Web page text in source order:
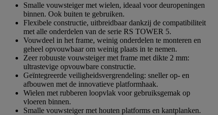
sterren.
Smalle vouwsteiger met wielen, ideaal voor deuropeningen
binnen. Ook buiten te gebruiken.
Flexibele constructie, uitbreidbaar dankzij de compatibiliteit
met alle onderdelen van de serie RS TOWER 5.
Vouwdeel in het frame, weinig onderdelen te monteren en
geheel opvouwbaar om weinig plaats in te nemen.
Zeer robuuste vouwsteiger met frame met dikte 2 mm:
ultrastevige opvouwbare constructie.
Geïntegreerde veiligheidsvergrendeling: sneller op- en
afbouwen met de innovatieve platformhaak.
Wielen met rubberen loopvlak voor gebruiksgemak op
vloeren binnen.
Smalle vouwsteiger met houten platforms en kantplanken.